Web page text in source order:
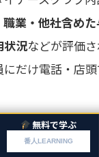
業・他社含め
状況などが評価
だけ電話・店
断っても、今後
無料で学ぶ
番人LEARNING